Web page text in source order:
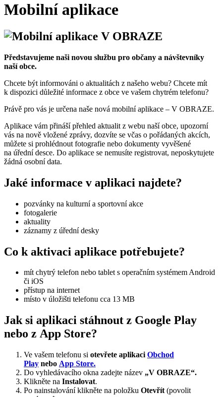
Mobilní aplikace
Představujeme naši novou službu pro občany a návštevníky
naší obce.
Chcete být informováni o aktualitách z našeho webu? Chcete mít
k dispozici důležité informace z obce ve vašem chytrém telefonu?
Právě pro vás je určena naše nová mobilní aplikace – V OBRAZE.
Aplikace vám přináší přehled aktualit z webu naší obce, upozorní
vás na nově vložené zprávy, dozvíte se včas o pořádaných akcích,
můžete si prohlédnout fotografie nebo dokumenty vyvěšené
na úřední desce. Do aplikace se nemusíte registrovat, neposkytujete
žádná osobní data.
Jaké informace v aplikaci najdete?
pozvánky na kulturní a sportovní akce
fotogalerie
aktuality
záznamy z úřední desky
Co k aktivaci aplikace potřebujete?
mít chytrý telefon nebo tablet s operačním systémem Android
či iOS
přístup na internet
místo v úložišti telefonu cca 13 MB
Jak si aplikaci stáhnout z Google Play
nebo z App Store?
Ve vašem telefonu si otevřete aplikaci Obchod
Play nebo App Store.
Do vyhledávacího okna zadejte název „V OBRAZE“.
Klikněte na Instalovat.
Po nainstalování klikněte na položku Otevřít (povolit